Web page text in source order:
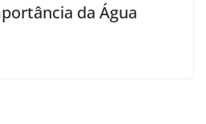
da Água